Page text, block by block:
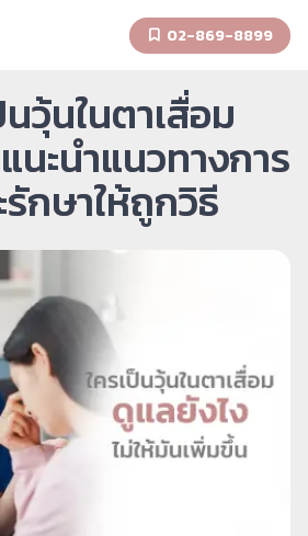
02-869-8899
วุ้นในตาเสื่อม
นะนำแนวทางการ
กษาให้ถูกวิธี